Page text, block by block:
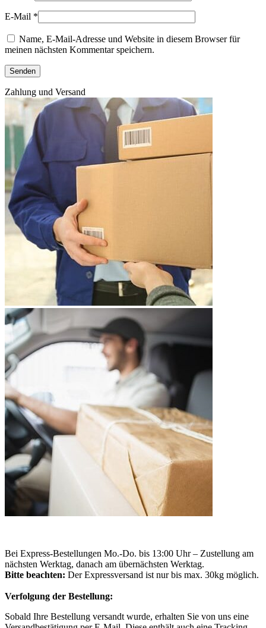
E-Mail *
Name, E-Mail-Adresse und Website in diesem Browser für
meinen nächsten Kommentar speichern.
Zahlung und Versand
Bei Express-Bestellungen Mo.-Do. bis 13:00 Uhr – Zustellung am
nächsten Werktag, danach am übernächsten Werktag.
Bitte beachten: Der Expressversand ist nur bis max. 30kg möglich.
Verfolgung der Bestellung:
Sobald Ihre Bestellung versandt wurde, erhalten Sie von uns eine